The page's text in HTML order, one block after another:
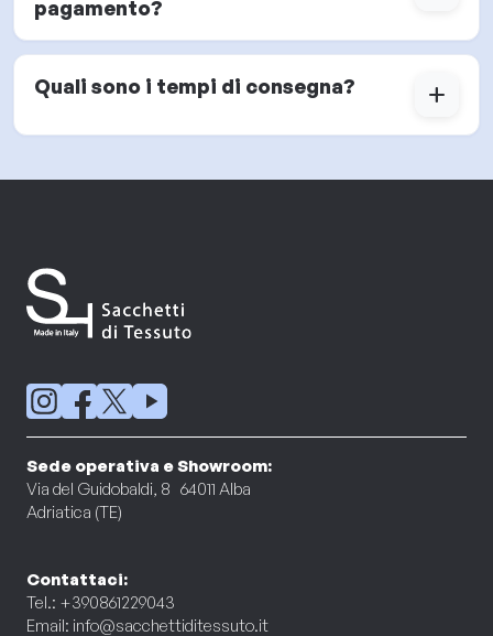
pagamento?
Quali sono i tempi di consegna? add
Sede operativa e Showroom:
Via del Guidobaldi, 8 64011 Alba
Adriatica (TE)
Contattaci:
Tel.: +390861229043
Email: info@sacchettiditessuto.it